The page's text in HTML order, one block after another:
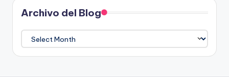
Archivo del Blog
Archivo
del
Blog